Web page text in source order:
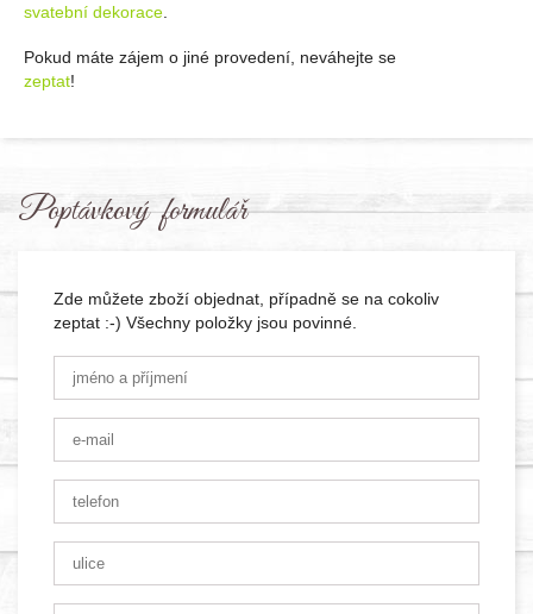
svatební dekorace
Pokud máte zájem o jiné provedení, neváhejte se
zeptat!
Poptávkový formulář
Zde můžete zboží objednat, případně se na cokoliv
zeptat :-) Všechny položky jsou povinné.